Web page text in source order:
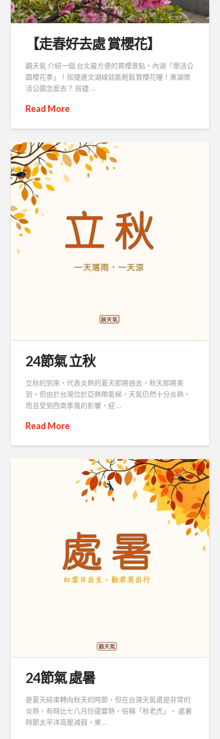
【走春好去處 賞櫻花】
觀天氣 介紹一個 台北最方便的賞櫻景點。內湖「樂活公
園櫻花季」！搭捷運文湖線就能輕鬆賞櫻花喔！東湖樂
活公園怎麼去？ 搭捷 …
Read More
24節氣 立秋
立秋的到來，代表炎熱的夏天即將過去，秋天即將來
到。但由於台灣位於亞熱帶氣候，天氣仍然十分炎熱，
而且受到西南季風的影響，迎 …
Read More
24節氣 處暑
是夏天結束轉向秋天的時節，但在台灣天氣還是非常的
炎熱，有時比七八月份還要熱，俗稱「秋老虎」。 處暑
時節太平洋高壓減弱，東 …